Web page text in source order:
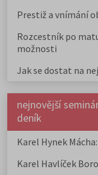
Prestiž a vnímání
Rozcestník po
možnosti
Jak se dostat na
nejnovější
deník
Karel Hynek
Karel Havlíček